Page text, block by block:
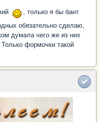
, только я бы бант
обязательно сделаю,
думала чего же из них
Только формочки такой